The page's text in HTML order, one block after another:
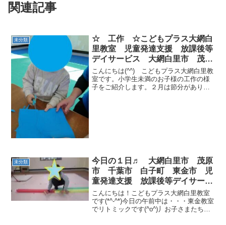
関連記事
未分類
☆ 工作 ☆こどもプラス大網白
里教室 児童発達支援 放課後等
デイサービス 大網白里市 茂原
市 白子町
こんにちは(^^) こどもプラス大網白里教
室です。小学生未満のお子様の工作の様
子をご紹介します。２月は節分がありま
未分類
今日の１日♬ 大網白里市 茂原
市 千葉市 白子町 東金市 児
童発達支援 放課後等デイサービ
ス
こんにちは！こどもプラス大網白里教室
です(*^-^*)今日の午前中は・・・東金教室
でリトミックです(^o^)丿お子さまたちは